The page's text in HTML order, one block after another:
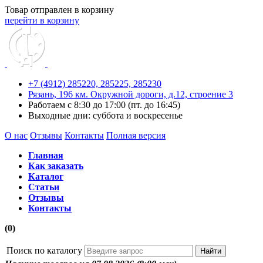
Товар отправлен в корзину
перейти в корзину
+7 (4912) 285220, 285225, 285230
Рязань, 196 км. Окружной дороги, д.12, строение 3
Работаем с 8:30 до 17:00 (пт. до 16:45)
Выходные дни: суббота и воскресенье
О нас Отзывы Контакты Полная версия
Главная
Как заказать
Каталог
Статьи
Отзывы
Контакты
(0)
Поиск по каталогу